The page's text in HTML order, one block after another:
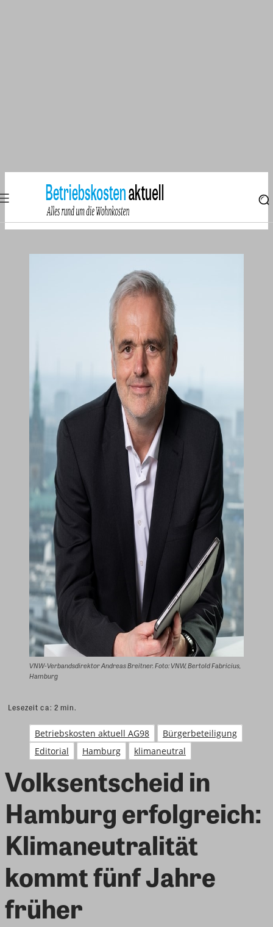
VNW-Verbandsdirektor Andreas Breitner. Foto: VNW, Bertold Fabricius,
Hamburg
Lesezeit ca: 2 min.
Betriebskosten aktuell AG98
Bürgerbeteiligung
Editorial
Hamburg klimaneutral
Volksentscheid in
Hamburg erfolgreich:
Klimaneutralität
kommt fünf Jahre
früher